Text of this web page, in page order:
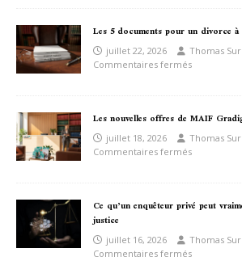
Les 5 documents pour un divorce
juillet 22, 2026
Thomas
Commentaires fermés
Les nouvelles offres de MAIF
juillet 18, 2026
Thomas
Commentaires fermés
Ce qu’un enquêteur privé peut
justice
juillet 16, 2026
Thomas
Commentaires fermés